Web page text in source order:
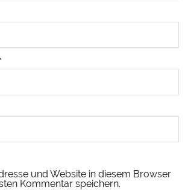
*
und Website in diesem Browser
Kommentar speichern.